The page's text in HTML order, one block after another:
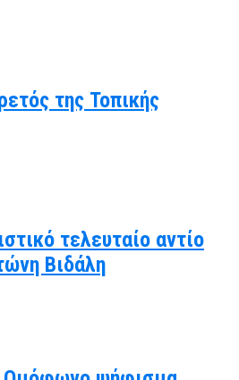
της Τοπικής
τελευταίο αντίο
Βιδάλη